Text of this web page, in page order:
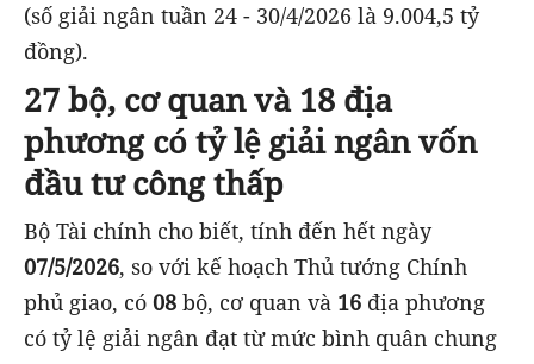
(số giải ngân tuần 24 - 30/4/2026 là 9.004,5 tỷ
đồng).
27 bộ, cơ quan và 18 địa
phương có tỷ lệ giải ngân vốn
đầu tư công thấp
Bộ Tài chính cho biết, tính đến hết ngày
07/5/2026, so với kế hoạch Thủ tướng Chính
phủ giao, có 08 bộ, cơ quan và 16 địa phương
có tỷ lệ giải ngân đạt từ mức bình quân chung